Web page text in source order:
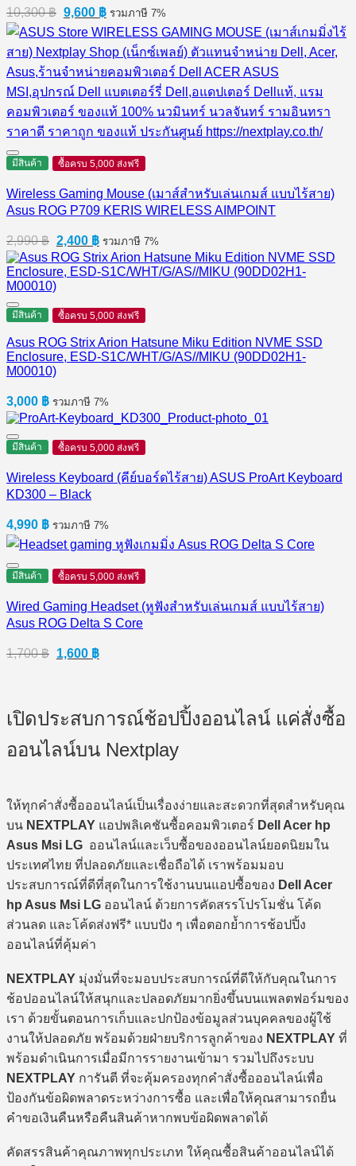
10,300฿ Original
price
was:
10,300 ฿.
9,600 ฿Current
price
is:
9,600 ฿.
รวมภาษี 7%
มีสินค้า ซื้อครบ 5,000 ส่งฟรี
Wireless Gaming Mouse (เมาส์สำหรับเล่นเกมส์ แบบไร้สาย)
Asus ROG P709 KERIS WIRELESS AIMPOINT
2,990฿ Original
price
was:
2,990 ฿.
2,400 ฿Current
price
is:
รวมภาษี 7%
มีสินค้า ซื้อครบ 5,000 ส่งฟรี
Asus ROG Strix Arion Hatsune Miku Edition NVME SSD
Enclosure, ESD-S1C/WHT/G/AS//MIKU (90DD02H1-
M00010)
3,000 ฿ รวมภาษี 7%
มีสินค้า ซื้อครบ 5,000 ส่งฟรี
Wireless Keyboard (คีย์บอร์ดไร้สาย) ASUS ProArt Keyboard
KD300 – Black
4,990 ฿ รวมภาษี 7%
มีสินค้า ซื้อครบ 5,000 ส่งฟรี
Wired Gaming Headset (หูฟังสำหรับเล่นเกมส์ แบบไร้สาย)
Asus ROG Delta S Core
1,700฿ Original
price
1,600 ฿Current
price
เปิดประสบการณ์ช้อปปิ้งออนไลน์ แค่สั่งซื้อ
ออนไลน์บน Nextplay
ให้ทุกคำสั่งซื้อออนไลน์เป็นเรื่องง่ายและสะดวกที่สุดสำหรับคุณ
บน NEXTPLAY แอปพลิเคชันซื้อคอมพิวเตอร์ Dell Acer hp
Asus Msi LG ออนไลน์และเว็บซื้อของออนไลน์ยอดนิยมใน
ประเทศไทย ที่ปลอดภัยและเชื่อถือได้ เราพร้อมมอบ
ประสบการณ์ที่ดีที่สุดในการใช้งานบนแอปซื้อของ Dell Acer
hp Asus Msi LG ออนไลน์ ด้วยการคัดสรรโปรโมชั่น โค้ด
ส่วนลด และโค้ดส่งฟรี* แบบปัง ๆ เพื่อตอกย้ำการช้อปปิ้ง
ออนไลน์ที่คุ้มค่า
NEXTPLAY มุ่งมั่นที่จะมอบประสบการณ์ที่ดีให้กับคุณในการ
ช้อปออนไลน์ให้สนุกและปลอดภัยมากยิ่งขึ้นบนแพลตฟอร์มของ
เรา ด้วยขั้นตอนการเก็บและปกป้องข้อมูลส่วนบุคคลของผู้ใช้
งานให้ปลอดภัย พร้อมด้วยฝ่ายบริการลูกค้าของ NEXTPLAY ที่
พร้อมดำเนินการเมื่อมีการรายงานเข้ามา รวมไปถึงระบบ
NEXTPLAY การันตี ที่จะคุ้มครองทุกคำสั่งซื้อออนไลน์เพื่อ
ป้องกันข้อผิดพลาดระหว่างการซื้อ และเพื่อให้คุณสามารถยื่น
คำขอเงินคืนหรือคืนสินค้าหากพบข้อผิดพลาดได้
คัดสรรสินค้าคุณภาพทุกประเภท ให้คุณซื้อสินค้าออนไลน์ได้